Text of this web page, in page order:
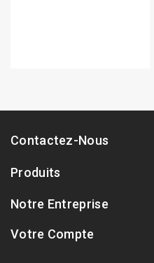
Contactez-Nous
Produits
Notre Entreprise
Votre Compte